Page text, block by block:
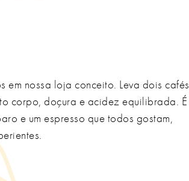
em nossa loja conceito. Leva dois cafés
corpo, doçura e acidez equilibrada. É
e um espresso que todos gostam,